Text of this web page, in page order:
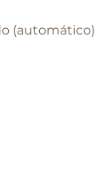
(automático)